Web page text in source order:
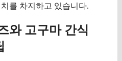
를 차지하고 있습니다.
와 고구마 간식